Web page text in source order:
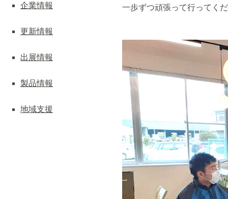
企業情報
更新情報
出展情報
製品情報
地域支援
一歩ずつ頑張って行ってく